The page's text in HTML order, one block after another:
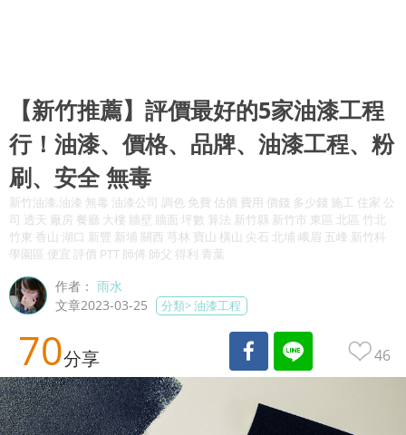
【新竹推薦】評價最好的5家油漆工程
行！油漆、價格、品牌、油漆工程、粉
刷、安全 無毒
新竹油漆,油漆 無毒 油漆公司 調色 免費 估價 費用 價錢 多少錢 施工 住家 公
司 透天 廠房 餐廳 大樓 牆壁 牆面 坪數 算法 新竹縣 新竹市 東區 北區 竹北
竹東 香山 湖口 新豐 新埔 關西 芎林 寶山 橫山 尖石 北埔 峨眉 五峰 新竹科
學園區 便宜 評價 PTT 師傅 師父 得利 青葉
作者：雨水
文章2023-03-25
分類>油漆工程
70分享 46